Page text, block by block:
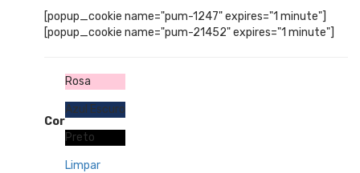
[popup_cookie name="pum-1247" expires="1 minute"]
[popup_cookie name="pum-21452" expires="1 minute"]
Cor
Rosa
Azul Escuro
Preto
Limpar